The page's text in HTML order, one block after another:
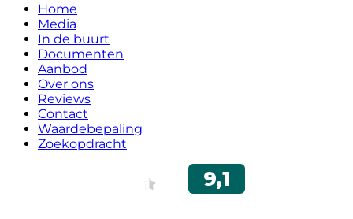
Home
Media
In de buurt
Documenten
Aanbod
Over ons
Reviews
Contact
Waardebepaling
Zoekopdracht